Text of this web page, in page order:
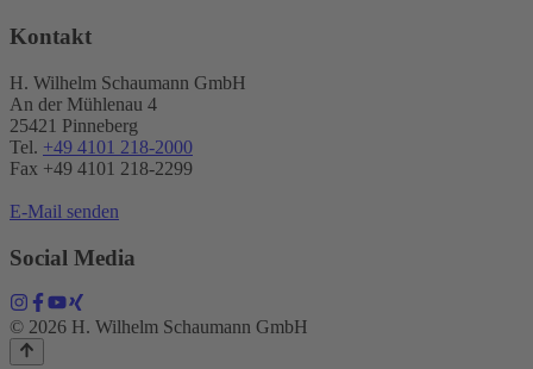
Kontakt
H. Wilhelm Schaumann GmbH
An der Mühlenau 4
25421 Pinneberg
Tel. +49 4101 218-2000
Fax +49 4101 218​-2299
E-Mail senden
Social Media
© 2026 H. Wilhelm Schaumann GmbH